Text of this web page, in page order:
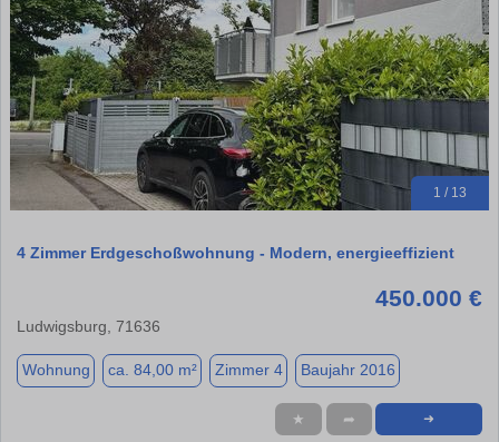
1 / 13
4 Zimmer Erdgeschoßwohnung - Modern, energieeffizient
450.000 €
Ludwigsburg, 71636
Wohnung ca. 84,00 m² Zimmer 4 Baujahr 2016
★ ➦ ➜